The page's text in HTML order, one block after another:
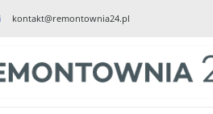
kontakt@remontownia24.pl